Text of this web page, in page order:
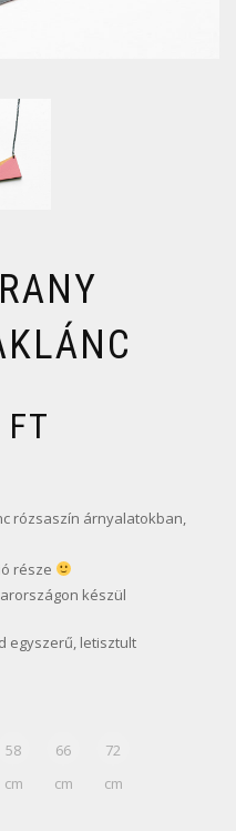
FT
rózsaszín árnyalatokban,
része
készül
egyszerű, letisztult
58
cm
66
cm
72
cm